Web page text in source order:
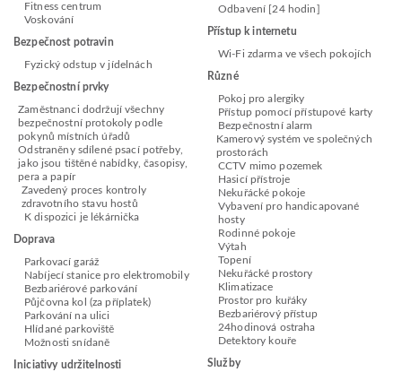
Fitness centrum
Voskování
Bezpečnost potravin
Fyzický odstup v jídelnách
Bezpečnostní prvky
Zaměstnanci dodržují všechny
bezpečnostní protokoly podle
pokynů místních úřadů
Odstraněny sdílené psací potřeby,
jako jsou tištěné nabídky, časopisy,
pera a papír
Zavedený proces kontroly
zdravotního stavu hostů
K dispozici je lékárnička
Doprava
Parkovací garáž
Nabíjecí stanice pro elektromobily
Bezbariérové parkování
Půjčovna kol (za příplatek)
Parkování na ulici
Hlídané parkoviště
Možnosti snídaně
Iniciativy udržitelnosti
Odbavení [24 hodin]
Přístup k internetu
Wi-Fi zdarma ve všech pokojích
Různé
Pokoj pro alergiky
Přístup pomocí přístupové karty
Bezpečnostní alarm
Kamerový systém ve společných
prostorách
CCTV mimo pozemek
Hasicí přístroje
Nekuřácké pokoje
Vybavení pro handicapované
hosty
Rodinné pokoje
Výtah
Topení
Nekuřácké prostory
Klimatizace
Prostor pro kuřáky
Bezbariérový přístup
24hodinová ostraha
Detektory kouře
Služby